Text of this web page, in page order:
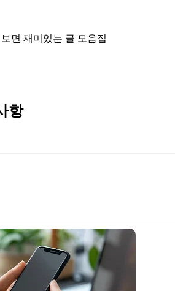
면 재미있는 글 모음집
항